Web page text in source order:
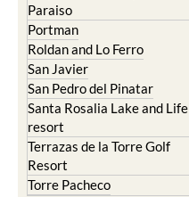
Paraiso
Portman
Roldan and Lo Ferro
San Javier
San Pedro del Pinatar
Santa Rosalia Lake and Life
resort
Terrazas de la Torre Golf
Resort
Torre Pacheco